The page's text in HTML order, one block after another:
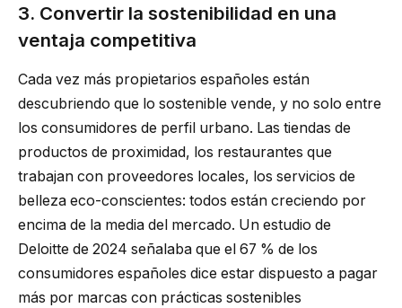
3. Convertir la sostenibilidad en una
ventaja competitiva
Cada vez más propietarios españoles están
descubriendo que lo sostenible vende, y no solo entre
los consumidores de perfil urbano. Las tiendas de
productos de proximidad, los restaurantes que
trabajan con proveedores locales, los servicios de
belleza eco-conscientes: todos están creciendo por
encima de la media del mercado. Un estudio de
Deloitte de 2024 señalaba que el 67 % de los
consumidores españoles dice estar dispuesto a pagar
más por marcas con prácticas sostenibles